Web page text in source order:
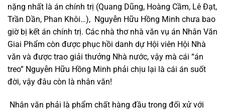
nặng nhất là án chính trị (Quang Dũng, Hoàng Cầm, Lê Đạt,
Trần Dần, Phan Khôi…), Nguyễn Hữu Hồng Minh chưa bao
giờ bị kết án chính trị. Các nhà thơ nhà văn vụ án Nhân Văn
Giai Phẩm còn được phục hồi danh dự Hội viên Hội Nhà
văn và được trao giải thưởng Nhà nước, vậy mà cái “án
treo” Nguyễn Hữu Hồng Minh phải chịu lại là cái án suốt
đời, vậy đâu còn là nhân văn!
Nhân văn phải là phẩm chất hàng đầu trong đối xử với